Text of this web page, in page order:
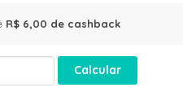
R$ 6,00 de cashback
Calcular